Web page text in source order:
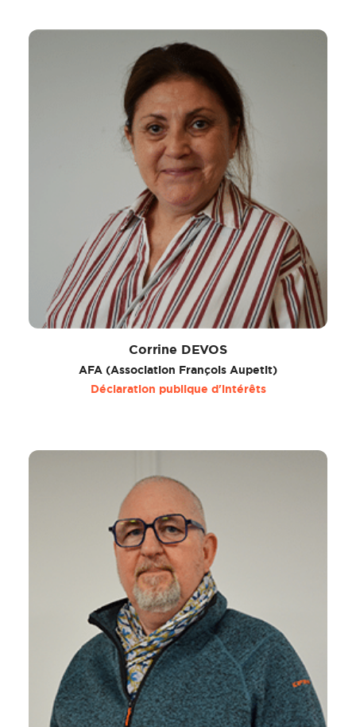
Corrine DEVOS
AFA (Association François Aupetit)
Déclaration publique d'intérêts